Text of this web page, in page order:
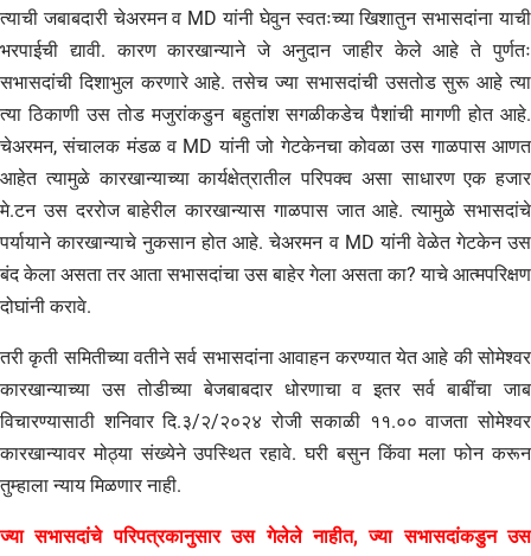
त्याची जबाबदारी चेअरमन व MD यांनी घेवुन स्वतःच्या खिशातुन सभासदांना याची
भरपाईची द्यावी. कारण कारखान्याने जे अनुदान जाहीर केले आहे ते पुर्णतः
सभासदांची दिशाभुल करणारे आहे. तसेच ज्या सभासदांची उसतोड सुरू आहे त्या
त्या ठिकाणी उस तोड मजुरांकडुन बहुतांश सगळीकडेच पैशांची मागणी होत आहे.
चेअरमन, संचालक मंडळ व MD यांनी जो गेटकेनचा कोवळा उस गाळपास आणत
आहेत त्यामुळे कारखान्याच्या कार्यक्षेत्रातील परिपक्व असा साधारण एक हजार
मे.टन उस दररोज बाहेरील कारखान्यास गाळपास जात आहे. त्यामुळे सभासदांचे
पर्यायाने कारखान्याचे नुकसान होत आहे. चेअरमन व MD यांनी वेळेत गेटकेन उस
बंद केला असता तर आता सभासदांचा उस बाहेर गेला असता का? याचे आत्मपरिक्षण
दोघांनी करावे.
तरी कृती समितीच्या वतीने सर्व सभासदांना आवाहन करण्यात येत आहे की सोमेश्वर
कारखान्याच्या उस तोडीच्या बेजबाबदार धोरणाचा व इतर सर्व बाबींचा जाब
विचारण्यासाठी शनिवार दि.३/२/२०२४ रोजी सकाळी ११.०० वाजता सोमेश्वर
कारखान्यावर मोठ्या संख्येने उपस्थित रहावे. घरी बसुन किंवा मला फोन करून
तुम्हाला न्याय मिळणार नाही.
ज्या सभासदांचे परिपत्रकानुसार उस गेलेले नाहीत, ज्या सभासदांकडुन उस